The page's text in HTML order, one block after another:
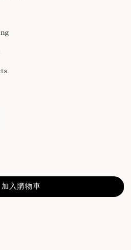
加入購物車